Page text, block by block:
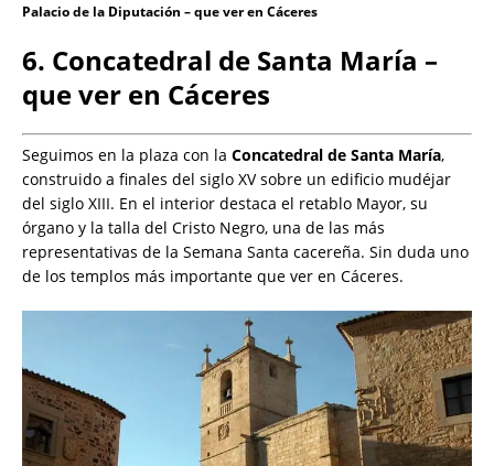
Palacio de la Diputación – que ver en Cáceres
6. Concatedral de Santa María –
que ver en Cáceres
Seguimos en la plaza con la Concatedral de Santa María,
construido a finales del siglo XV sobre un edificio mudéjar
del siglo XIII. En el interior destaca el retablo Mayor, su
órgano y la talla del Cristo Negro, una de las más
representativas de la Semana Santa cacereña. Sin duda uno
de los templos más importante que ver en Cáceres.